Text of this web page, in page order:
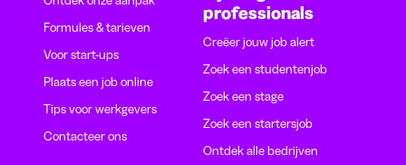
Formules & tarieven
Voor start-ups
Plaats een job online
Tips voor werkgevers
Contacteer ons
professionals
Creëer jouw job alert
Zoek een studentenjob
Zoek een stage
Zoek een startersjob
Ontdek alle bedrijven